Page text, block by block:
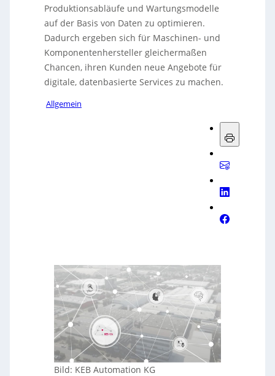
Produktionsabläufe und Wartungsmodelle
auf der Basis von Daten zu optimieren.
Dadurch ergeben sich für Maschinen- und
Komponentenhersteller gleichermaßen
Chancen, ihren Kunden neue Angebote für
digitale, datenbasierte Services zu machen.
Allgemein
Bild: KEB Automation KG